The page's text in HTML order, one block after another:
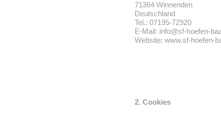
71364 Winnenden
Deutschland
Tel.: 07195-72920
E-Mail: info@sf-hoefen-
Website: www.sf-hoefen-
2. Cookies